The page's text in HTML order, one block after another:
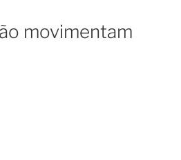
movimentam